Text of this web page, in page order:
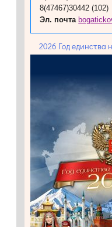
8(47467)30442 (102)
Эл. почта
2026 Год единства